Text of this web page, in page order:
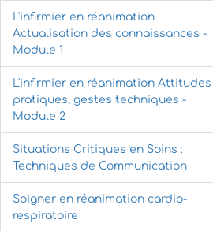
L'infirmier en réanimation
Actualisation des connaissances -
Module 1
L'infirmier en réanimation Attitudes
pratiques, gestes techniques -
Module 2
Situations Critiques en Soins :
Techniques de Communication
Soigner en réanimation cardio-
respiratoire